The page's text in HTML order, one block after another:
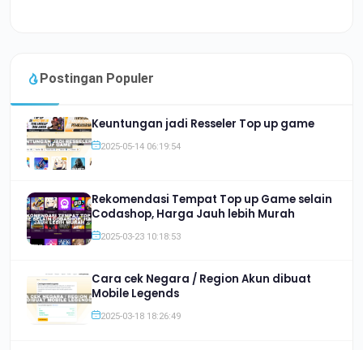
Postingan Populer
Keuntungan jadi Resseler Top up game
2025-05-14 06:19:54
Rekomendasi Tempat Top up Game selain
Codashop, Harga Jauh lebih Murah
2025-03-23 10:18:53
Cara cek Negara / Region Akun dibuat
Mobile Legends
2025-03-18 18:26:49